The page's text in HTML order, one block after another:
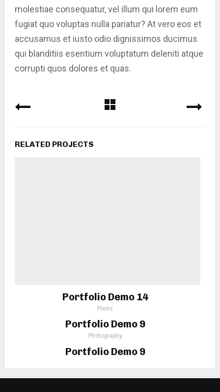
molestiae consequatur, vel illum qui lorem eum
fugiat quo voluptas nulla pariatur? At vero eos et
accusamus et iusto odio dignissimos ducimus
qui blanditiis esentium voluptatum deleniti atque
corrupti quos dolores et quas.
RELATED PROJECTS
Portfolio Demo 14
Prints
Portfolio Demo 9
Photography
Portfolio Demo 9